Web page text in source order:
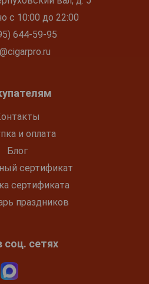
с 10:00 до 22:00
644-59-95
и оплата
Блог
сертификат
сертификата
праздников
сетях